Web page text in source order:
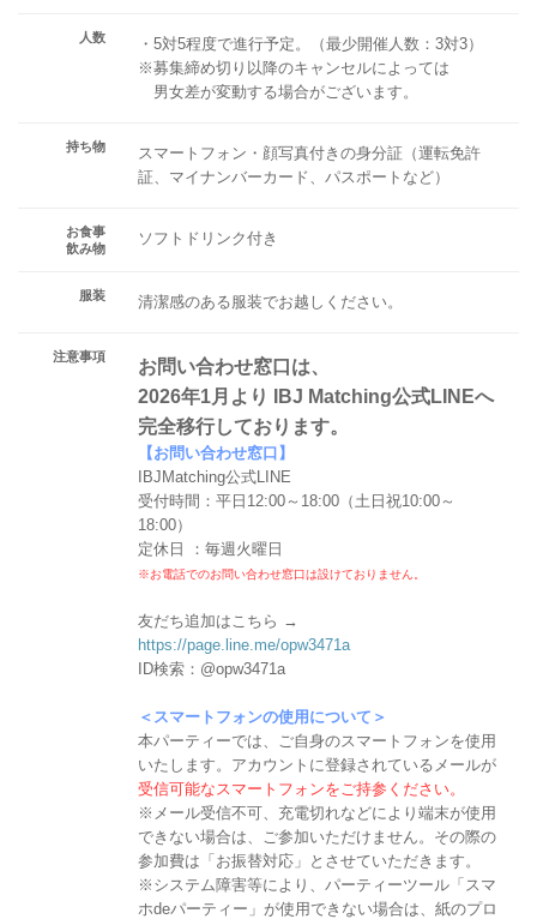
人数
・5対5程度で進行予定。（最少開催人数：3対3）
※募集締め切り以降のキャンセルによっては
男女差が変動する場合がございます。
持ち物
スマートフォン・顔写真付きの身分証（運転免許
証、マイナンバーカード、パスポートなど）
お食事
飲み物
ソフトドリンク付き
服装 清潔感のある服装でお越しください。
注意事項
お問い合わせ窓口は、
2026年1月より IBJ Matching公式LINEへ
完全移行しております。
【お問い合わせ窓口】
IBJMatching公式LINE
受付時間：平日12:00～18:00（土日祝10:00～
18:00）
定休日 ：毎週火曜日
※お電話でのお問い合わせ窓口は設けておりません。
友だち追加はこちら →
https://page.line.me/opw3471a
ID検索：@opw3471a
＜スマートフォンの使用について＞
本パーティーでは、ご自身のスマートフォンを使用
いたします。アカウントに登録されているメールが
受信可能なスマートフォンをご持参ください。
※メール受信不可、充電切れなどにより端末が使用
できない場合は、ご参加いただけません。その際の
参加費は「お振替対応」とさせていただきます。
※システム障害等により、パーティーツール「スマ
ホdeパーティー」が使用できない場合は、紙のプロ